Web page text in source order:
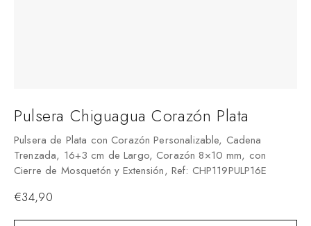
Pulsera Chiguagua Corazón Plata
Pulsera de Plata con Corazón Personalizable, Cadena
Trenzada, 16+3 cm de Largo, Corazón 8×10 mm, con
Cierre de Mosquetón y Extensión, Ref: CHP119PULP16E
€34,90